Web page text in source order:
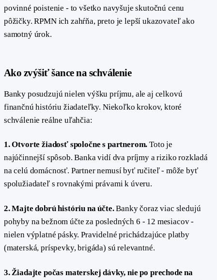
povinné poistenie - to všetko navyšuje skutočnú cenu
pôžičky. RPMN ich zahŕňa, preto je lepší ukazovateľ ako
samotný úrok.
Ako zvýšiť šance na schválenie
Banky posudzujú nielen výšku príjmu, ale aj celkovú
finančnú históriu žiadateľky. Niekoľko krokov, ktoré
schválenie reálne uľahčia:
1. Otvorte žiadosť spoločne s partnerom. Toto je
najúčinnejší spôsob. Banka vidí dva príjmy a riziko rozkladá
na celú domácnosť. Partner nemusí byť ručiteľ - môže byť
spolužiadateľ s rovnakými právami k úveru.
2. Majte dobrú históriu na účte.Banky čoraz viac sledujú
pohyby na bežnom účte za posledných 6 - 12 mesiacov -
nielen výplatné pásky. Pravidelné prichádzajúce platby
(materská, príspevky, brigáda) sú relevantné.
3. Žiadajte počas materskej dávky, nie po prechode na